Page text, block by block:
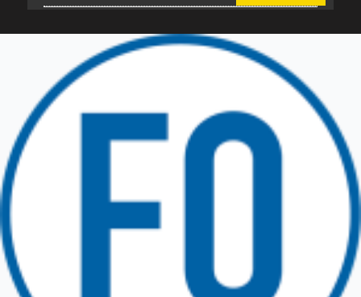
TRICESIMO
TARCENTO
GEMONA DEL FRIULI